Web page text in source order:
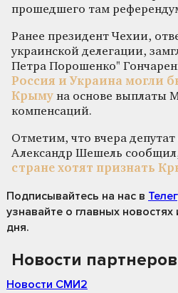
прошедшего там
Ранее президент Чехии,
украинской делегации,
Петра Порошенко"
Россия и Украина могли
Крыму на основе выплаты
компенсаций.
Отметим, что вчера
Александр Шешель
стране хотят признать
Подписывайтесь на нас в
узнавайте о главных
дня.
Новости партнеров
Новости СМИ2